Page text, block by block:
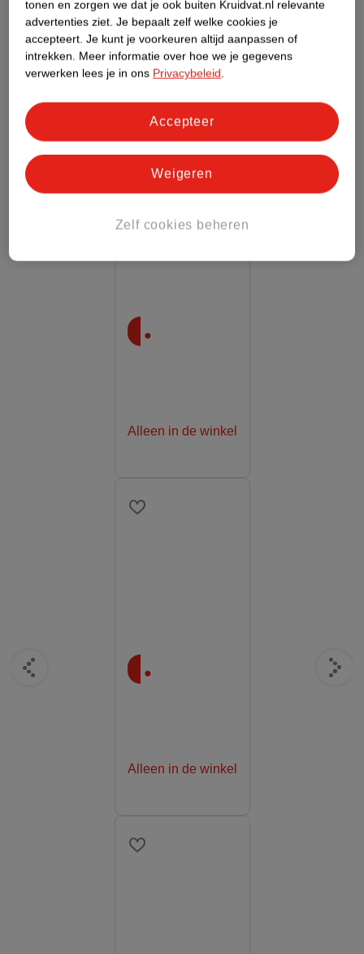
Floss. Dit flossdraad reinigt je tanden op plekken
waar je tandenborstel niet bij komt en verwijdert hier
tandplak.
Zo hou je je mond én tandvlees gezond!
.
Alleen in de winkel
.
Alleen in de winkel
tonen en zorgen we dat je ook buiten Kruidvat.nl relevante
advertenties ziet. Je bepaalt zelf welke cookies je
accepteert. Je kunt je voorkeuren altijd aanpassen of
intrekken. Meer informatie over hoe we je gegevens
verwerken lees je in ons Privacybeleid.
Zelf cookies beheren
Weigeren
Accepteer